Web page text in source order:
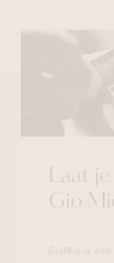
Laat
Gio
GioMio is